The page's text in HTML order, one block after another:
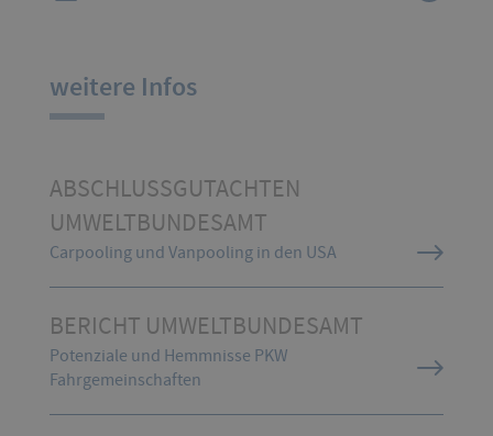
weitere Infos
ABSCHLUSSGUTACHTEN
UMWELTBUNDESAMT
Carpooling und Vanpooling in den USA
BERICHT UMWELTBUNDESAMT
Potenziale und Hemmnisse PKW
Fahrgemeinschaften